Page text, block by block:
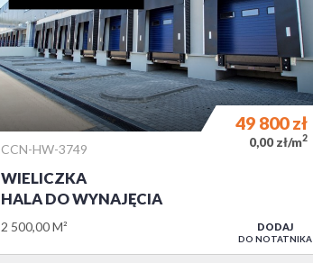
CCN-HW-3749
WIELICZKA
HALA DO WYNAJĘCIA
2 500,00 M²
49 800zł
0,00 zł/m2
DODAJ
DO NOTATNIKA